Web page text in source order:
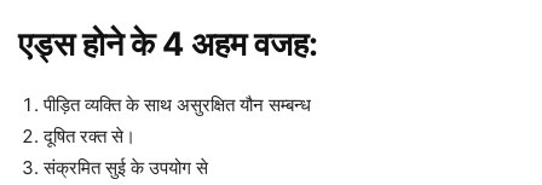
एड्स होने के 4 अहम वजह:
पीड़ित व्यक्ति के साथ असुरक्षित यौन सम्बन्ध
दूषित रक्त से।
संक्रमित सुई के उपयोग से